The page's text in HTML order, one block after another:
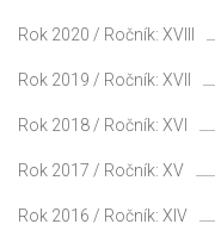
Rok 2020 / Ročník: XVIII
Rok 2019 / Ročník: XVII
Rok 2018 / Ročník: XVI
Rok 2017 / Ročník: XV
Rok 2016 / Ročník: XIV